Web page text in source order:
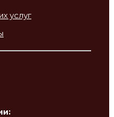
услуг